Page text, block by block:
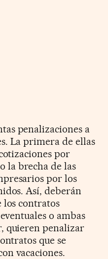
penalizaciones a
La primera de ellas
por
la brecha de las
por los
Así, deberán
los contratos
o ambas
quieren penalizar
que se
vacaciones.